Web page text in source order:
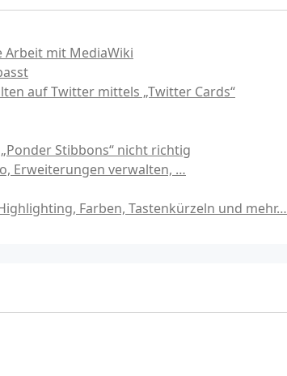
Arbeit mit MediaWiki
auf Twitter mittels „Twitter Cards“
Stibbons“ nicht richtig
Erweiterungen verwalten, …
Farben, Tastenkürzeln und mehr…